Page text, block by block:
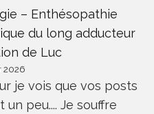
– Enthésopathie
du long adducteur
de Luc
2026
je vois que vos posts
un peu.... Je souffre